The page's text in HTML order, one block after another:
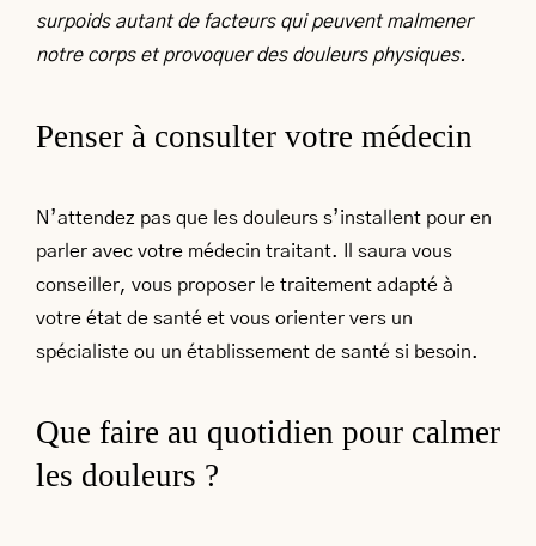
surpoids autant de facteurs qui peuvent malmener
notre corps et provoquer des douleurs physiques.
Penser à consulter votre médecin
N’attendez pas que les douleurs s’installent pour en
parler avec votre médecin traitant. Il saura vous
conseiller, vous proposer le traitement adapté à
votre état de santé et vous orienter vers un
spécialiste ou un établissement de santé si besoin.
Que faire au quotidien pour calmer
les douleurs ?